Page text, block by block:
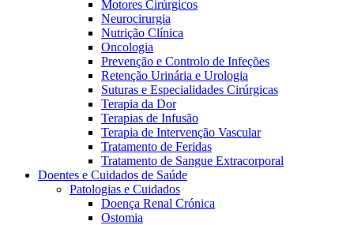
Cuidados Domiciliários
Vagas disponíveis
Descubra as tuas oportunidades de carreira na B. Braun.
Motores Cirúrgicos
Neurocirurgia
Nutrição Clínica
Oncologia
Prevenção e Controlo de Infeções
Retenção Urinária e Urologia
Suturas e Especialidades Cirúrgicas
Terapia da Dor
Terapias de Infusão
Terapia de Intervenção Vascular
Tratamento de Feridas
Tratamento de Sangue Extracorporal
Doentes e Cuidados de Saúde
Patologias e Cuidados
Doença Renal Crónica
Ostomia